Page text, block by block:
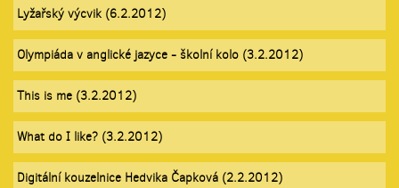
Lyžařský výcvik (6.2.2012)
Olympiáda v anglické jazyce - školní kolo (3.2.2012)
This is me (3.2.2012)
What do I like? (3.2.2012)
Digitální kouzelnice Hedvika Čapková (2.2.2012)